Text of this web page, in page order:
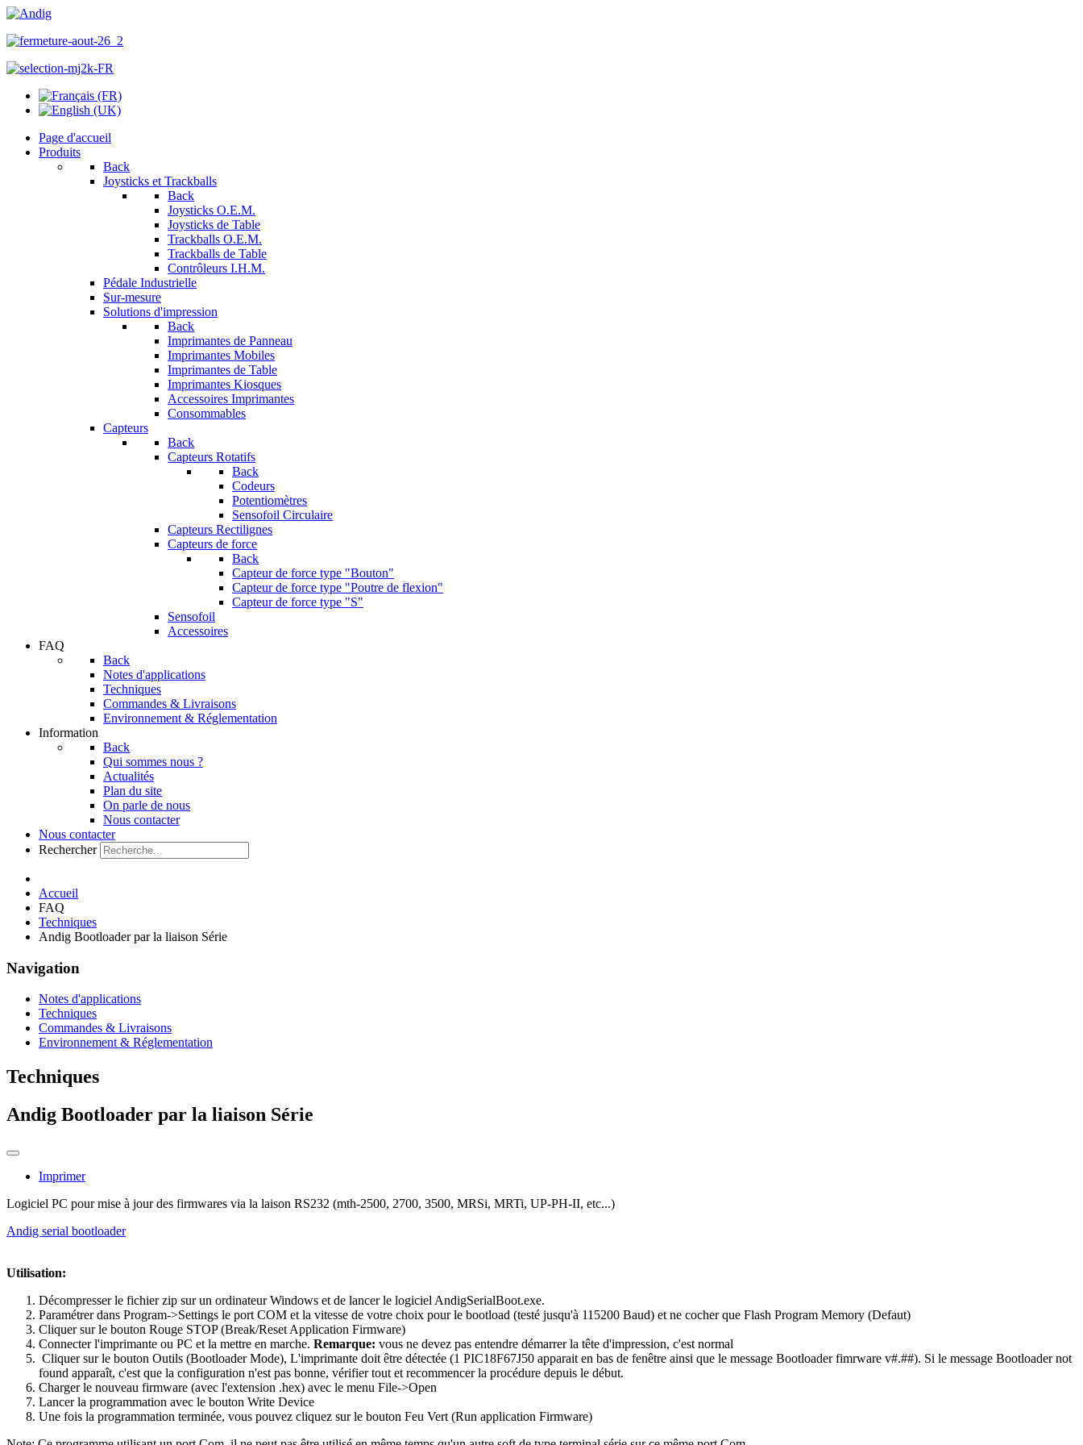
Page d'accueil
Produits
Back
Joysticks et Trackballs
Back
Joysticks O.E.M.
Joysticks de Table
Trackballs O.E.M.
Trackballs de Table
Contrôleurs I.H.M.
Pédale Industrielle
Sur-mesure
Solutions d'impression
Back
Imprimantes de Panneau
Imprimantes Mobiles
Imprimantes de Table
Imprimantes Kiosques
Accessoires Imprimantes
Consommables
Capteurs
Back
Capteurs Rotatifs
Back
Codeurs
Potentiomètres
Sensofoil Circulaire
Capteurs Rectilignes
Capteurs de force
Back
Capteur de force type "Bouton"
Capteur de force type "Poutre de flexion"
Capteur de force type "S"
Sensofoil
Accessoires
FAQ
Back
Notes d'applications
Techniques
Commandes & Livraisons
Environnement & Réglementation
Information
Back
Qui sommes nous ?
Actualités
Plan du site
On parle de nous
Nous contacter
Nous contacter
Rechercher
Accueil
FAQ
Techniques
Andig Bootloader par la liaison Série
Navigation
Notes d'applications
Techniques
Commandes & Livraisons
Environnement & Réglementation
Techniques
Andig Bootloader par la liaison Série
Imprimer
Logiciel PC pour mise à jour des firmwares via la laison RS232 (mth-2500, 2700, 3500, MRSi, MRTi, UP-PH-II, etc...)
Andig serial bootloader
Utilisation:
Décompresser le fichier zip sur un ordinateur Windows et de lancer le logiciel AndigSerialBoot.exe.
Paramétrer dans Program->Settings le port COM et la vitesse de votre choix pour le bootload (testé jusqu'à 115200 Baud) et ne cocher que Flash Program Memory (Defaut)
Cliquer sur le bouton Rouge STOP (Break/Reset Application Firmware)
Connecter l'imprimante ou PC et la mettre en marche. Remarque: vous ne devez pas entendre démarrer la tête d'impression, c'est normal
Cliquer sur le bouton Outils (Bootloader Mode), L'imprimante doit être détectée (1 PIC18F67J50 apparait en bas de fenêtre ainsi que le message Bootloader fimrware v#.##). Si le message Bootloader not
found apparaît, c'est que la configuration n'est pas bonne, vérifier tout et recommencer la procédure depuis le début.
Charger le nouveau firmware (avec l'extension .hex) avec le menu File->Open
Lancer la programmation avec le bouton Write Device
Une fois la programmation terminée, vous pouvez cliquez sur le bouton Feu Vert (Run application Firmware)